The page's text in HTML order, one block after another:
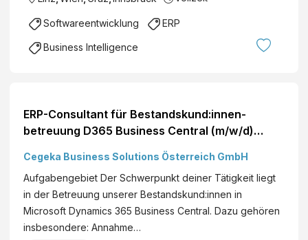
Softwareentwicklung ERP
Business Intelligence
ERP-Consultant für Bestandskund:innen-
betreuung D365 Business Central (m/w/d)
Standort: Wien, Graz, Hybrid Du hast bereits
einiges an Berufserfahrung mit einem ERP-
System und kennst die wesentlichen
Geschäftsprozesse im
Großkund:innensegment? Du...
Cegeka Business Solutions Österreich GmbH
Aufgabengebiet Der Schwerpunkt deiner Tätigkeit liegt
in der Betreuung unserer Bestandskund:innen in
Microsoft Dynamics 365 Business Central. Dazu gehören
insbesondere: Annahme…